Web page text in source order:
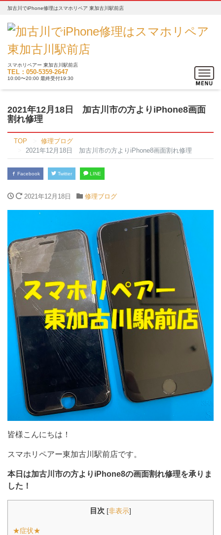
加古川でiPhone修理はスマホリペア 東加古川駅前店
スマホリペアー 東加古川駅前店
TEL：050-5359-2647
10:00〜20:00 最終受付19:30
Toggle
2021年12月18日 加古川市の方よりiPhone8画面
割れ修理
TOP
修理ブログ
2021年12月18日 加古川市の方よりiPhone8画面割れ修理
Facebook Twitter LINE
2021年12月18日 修理ブログ
皆様こんにちは！
スマホリペアー東加古川駅前店です。
本日は加古川市の方よりiPhone8の画面割れ修理を承りま
した！
目次 [非表示]
★症状★